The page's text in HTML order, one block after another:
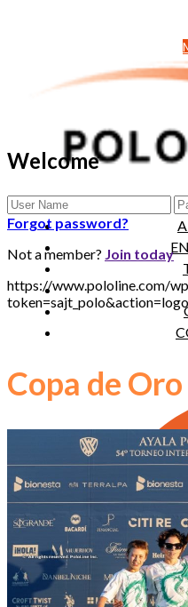
Welcome
Forgot password?
Not a member? Join today
https://www.pololine.com/
Copa de